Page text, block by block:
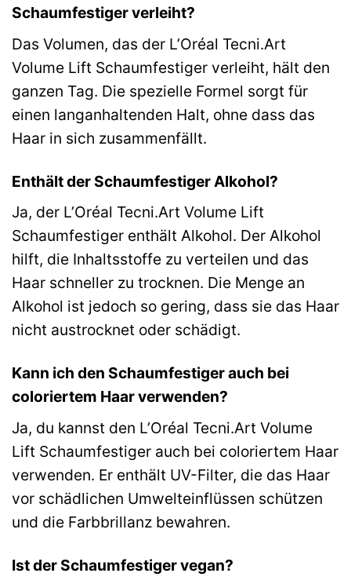
Schaumfestiger verleiht?
Das Volumen, das der L’Oréal Tecni.Art
Volume Lift Schaumfestiger verleiht, hält den
ganzen Tag. Die spezielle Formel sorgt für
einen langanhaltenden Halt, ohne dass das
Haar in sich zusammenfällt.
Enthält der Schaumfestiger Alkohol?
Ja, der L’Oréal Tecni.Art Volume Lift
Schaumfestiger enthält Alkohol. Der Alkohol
hilft, die Inhaltsstoffe zu verteilen und das
Haar schneller zu trocknen. Die Menge an
Alkohol ist jedoch so gering, dass sie das Haar
nicht austrocknet oder schädigt.
Kann ich den Schaumfestiger auch bei
coloriertem Haar verwenden?
Ja, du kannst den L’Oréal Tecni.Art Volume
Lift Schaumfestiger auch bei coloriertem Haar
verwenden. Er enthält UV-Filter, die das Haar
vor schädlichen Umwelteinflüssen schützen
und die Farbbrillanz bewahren.
Ist der Schaumfestiger vegan?